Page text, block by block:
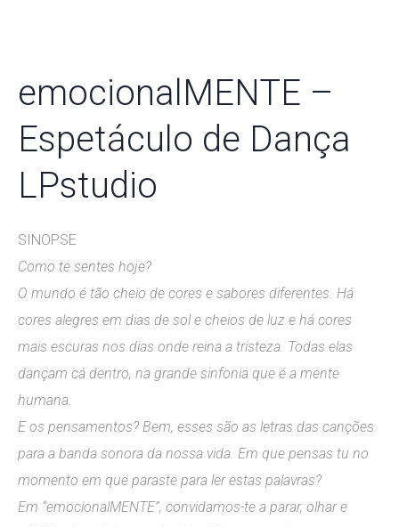
emocionalMENTE –
Espetáculo de Dança
LPstudio
SINOPSE
Como te sentes hoje?
O mundo é tão cheio de cores e sabores diferentes. Há
cores alegres em dias de sol e cheios de luz e há cores
mais escuras nos dias onde reina a tristeza. Todas elas
dançam cá dentro, na grande sinfonia que é a mente
humana.
E os pensamentos? Bem, esses são as letras das canções
para a banda sonora da nossa vida. Em que pensas tu no
momento em que paraste para ler estas palavras?
Em “emocionalMENTE”, convidamos-te a parar, olhar e